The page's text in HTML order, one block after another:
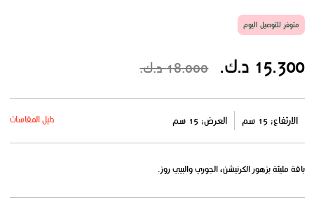
متوفر للتوصيل اليوم
15.300 د.ك. 18.000 د.ك.
الارتفاع: 15 سم العرض: 15 سم دليل المقاسات
باقة مليئة بزهور الكرنيشن، الجوري والبيبي روز.